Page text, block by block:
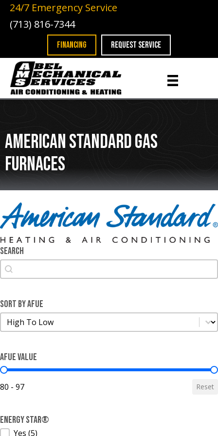
Skip
Skip
navigation
Site
map
24/7 Emergency Service
(713) 816-7344
FINANCING REQUEST SERVICE
American Standard Gas
Furnaces
Search
Search
Search
Sort by AFUE
Sort by AFUE
Sort by AFUE
AFUE Value
AFUE Value
80 - 97 Reset
ENERGY STAR®
Yes (5)